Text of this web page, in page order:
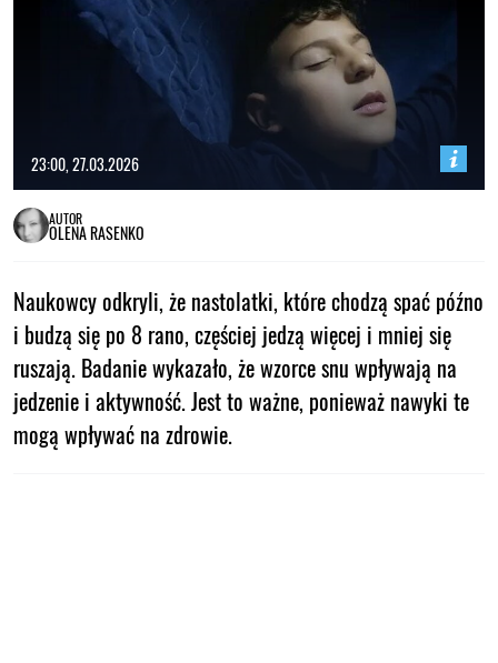
23:00, 27.03.2026
AUTOR
OLENA RASENKO
Naukowcy odkryli, że nastolatki, które chodzą spać późno
i budzą się po 8 rano, częściej jedzą więcej i mniej się
ruszają. Badanie wykazało, że wzorce snu wpływają na
jedzenie i aktywność. Jest to ważne, ponieważ nawyki te
mogą wpływać na zdrowie.